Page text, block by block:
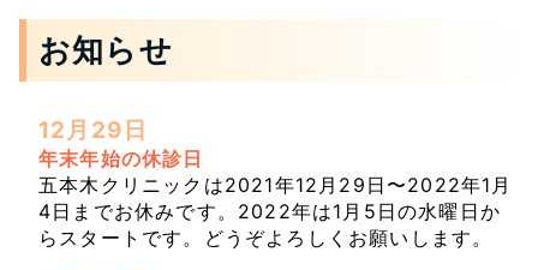
お知らせ
12月29日
年末年始の休診日
五本木クリニックは2021年12月29日〜2022年1月
4日までお休みです。2022年は1月5日の水曜日か
らスタートです。どうぞよろしくお願いします。